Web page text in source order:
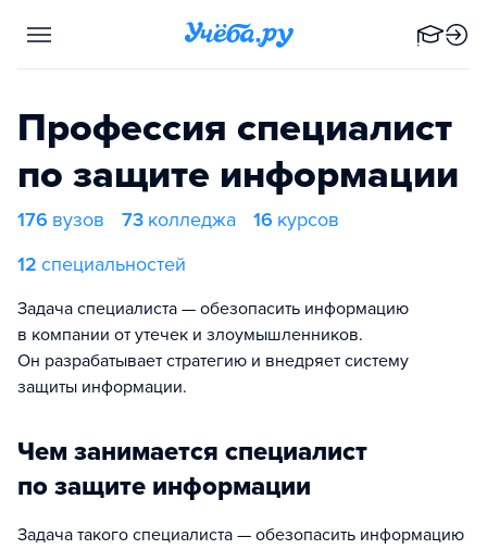
Профессия специалист
по защите информации
176 вузов 73 колледжа 16 курсов
12 специальностей
Задача специалиста — обезопасить информацию
в компании от утечек и злоумышленников.
Он разрабатывает стратегию и внедряет систему
защиты информации.
Чем занимается специалист
по защите информации
Задача такого специалиста — обезопасить информацию